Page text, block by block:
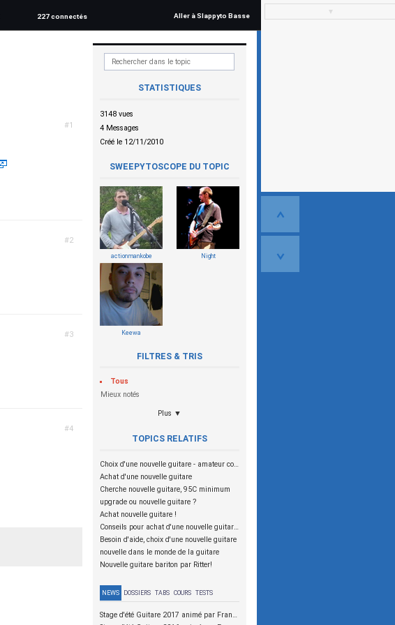
227 connectés Aller à Slappyto Basse
STATISTIQUES
3148 vues
4 Messages
Créé le 12/11/2010
SWEEPYTOSCOPE DU TOPIC
actionmankobe Night
Keewa
FILTRES & TRIS
Tous
Mieux notés
Plus ▼
TOPICS RELATIFS
Choix d'une nouvelle guitare - amateur confirmé
Achat d'une nouvelle guitare
Cherche nouvelle guitare, 95C minimum
upgrade ou nouvelle guitare ?
Achat nouvelle guitare !
Conseils pour achat d'une nouvelle guitare électrique
Besoin d'aide, choix d'une nouvelle guitare
nouvelle dans le monde de la guitare
Nouvelle guitare bariton par Ritter!
NEWS DOSSIERS TABS COURS TESTS
Stage d'été Guitare 2017 animé par Franck Graziano et Julien Bouvier
#1
#2
#3
#4
▼